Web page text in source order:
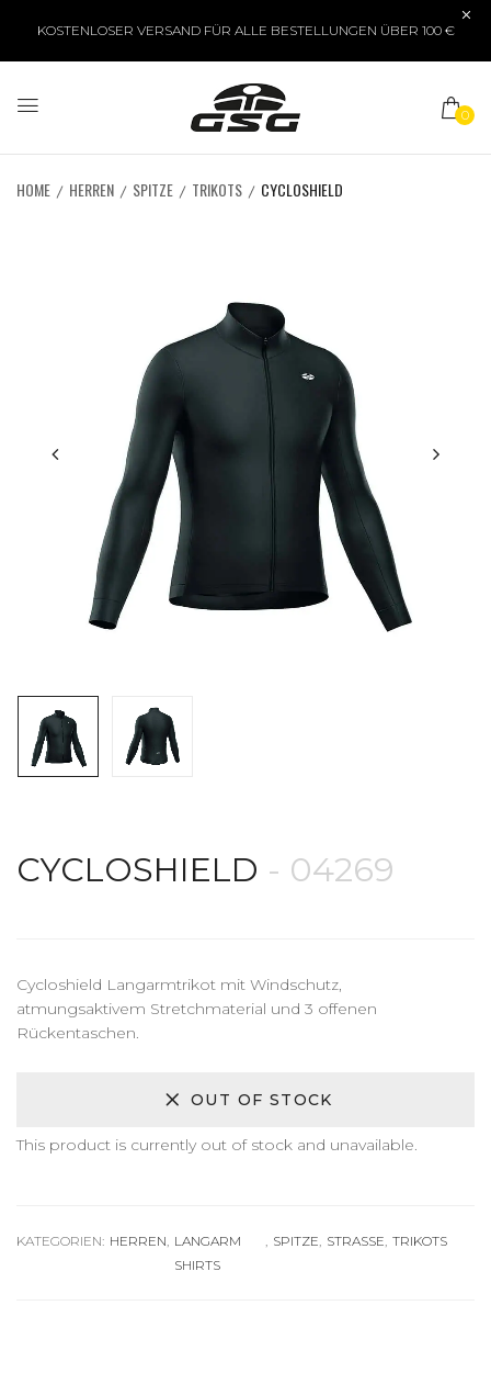
KOSTENLOSER VERSAND FÜR ALLE BESTELLUNGEN ÜBER 100 €
0
HOME HERREN SPITZE TRIKOTS CYCLOSHIELD
CYCLOSHIELD - 04269
Cycloshield Langarmtrikot mit Windschutz,
atmungsaktivem Stretchmaterial und 3 offenen
Rückentaschen.
OUT OF STOCK
This product is currently out of stock and unavailable.
KATEGORIEN: HERREN, LANGARM
SHIRTS
, SPITZE, STRASSE , TRIKOTS